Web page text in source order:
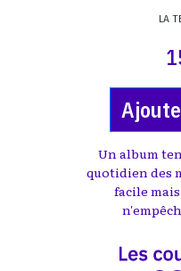
LA
Un album
quotidien des
facile